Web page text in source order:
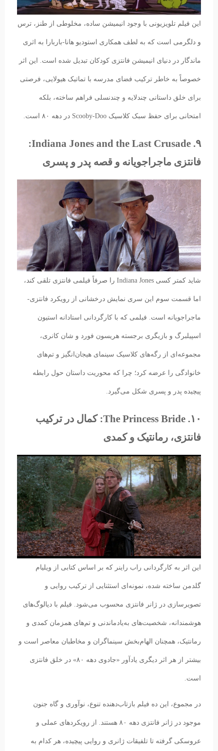
این فیلم تلویزیونی با وجود انیمیشن ساده، مخلوطی از طنز، ترس
و دلگرمی است که به لطف همکاری استودیو هانا-باربارا به اثری
ماندگار در دنیای انیمیشن فانتزی کودکان تبدیل شده است. این اثر
خصوصاً به خاطر ترکیب فضای مدرسه با تماتیک هیولایی، فرصتی
برای خلق داستانی چندلایه و چندنسلی فراهم ساخته، بلکه
امتحانی برای حفظ سبک کلاسیک Scooby-Doo در دهه ۸۰ است.
۹. Indiana Jones and the Last Crusade:
فانتزی ماجراجویانه و قصه پدر و پسری
شاید کمتر کسی Indiana Jones را صرفاً فیلمی فانتزی تلقی کند،
اما قسمت سوم این سری نمایش درخشانی از رویکرد فانتزی-
ماجراجویانه است. فیلمی که با کارگردانی استادانه استیون
اسپیلبرگ و بازیگری برجسته هریسون فورد و شان کانری،
مجموعه‌ای از رگه‌های کلاسیک سینمای هیجان‌انگیز و تم‌های
خانوادگی را عرضه کرد؛ چرا که محوریت داستان حول رابطه
پیچیده پدر و پسری شکل می‌گیرد.
۱۰. The Princess Bride: کمال در ترکیب
فانتزی، رمانتیک و کمدی
این اثر به کارگردانی راب راینر که بر اساس کتابی از ویلیام
گلدمن ساخته شده، نمونه‌ای استثنایی از ترکیب روایی و
تصویرسازی در ژانر فانتزی محسوب می‌شود. فیلم با دیالوگ‌های
هوشمندانه، شخصیت‌های به‌یادماندنی و تم‌های همزمان کمدی و
رمانتیک، همچنان الهام‌بخش سینماگران و مخاطبان معاصر است و
بیشتر از هر اثر دیگری یادآور «جادوی دهه ۸۰» در خلق فانتزی
است.
در مجموع، این ده فیلم بازتاب‌دهنده تنوع، نوآوری و گاه جنون
موجود در ژانر فانتزی دهه ۸۰ هستند. از رویکردهای عملی و
عروسکی گرفته تا تلفیقات ژانری و روایی پیچیده، هر کدام به